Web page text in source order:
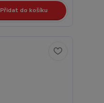
Přidat do košíku